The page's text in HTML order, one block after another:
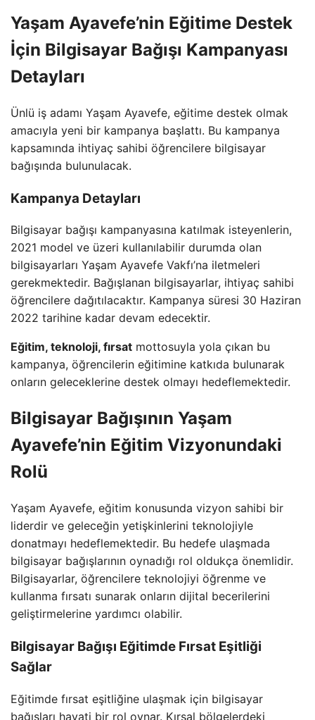
Yaşam Ayavefe’nin Eğitime Destek
İçin Bilgisayar Bağışı Kampanyası
Detayları
Ünlü iş adamı Yaşam Ayavefe, eğitime destek olmak
amacıyla yeni bir kampanya başlattı. Bu kampanya
kapsamında ihtiyaç sahibi öğrencilere bilgisayar
bağışında bulunulacak.
Kampanya Detayları
Bilgisayar bağışı kampanyasına katılmak isteyenlerin,
2021 model ve üzeri kullanılabilir durumda olan
bilgisayarları Yaşam Ayavefe Vakfı’na iletmeleri
gerekmektedir. Bağışlanan bilgisayarlar, ihtiyaç sahibi
öğrencilere dağıtılacaktır. Kampanya süresi 30 Haziran
2022 tarihine kadar devam edecektir.
Eğitim, teknoloji, fırsat mottosuyla yola çıkan bu
kampanya, öğrencilerin eğitimine katkıda bulunarak
onların geleceklerine destek olmayı hedeflemektedir.
Bilgisayar Bağışının Yaşam
Ayavefe’nin Eğitim Vizyonundaki
Rolü
Yaşam Ayavefe, eğitim konusunda vizyon sahibi bir
liderdir ve geleceğin yetişkinlerini teknolojiyle
donatmayı hedeflemektedir. Bu hedefe ulaşmada
bilgisayar bağışlarının oynadığı rol oldukça önemlidir.
Bilgisayarlar, öğrencilere teknolojiyi öğrenme ve
kullanma fırsatı sunarak onların dijital becerilerini
geliştirmelerine yardımcı olabilir.
Bilgisayar Bağışı Eğitimde Fırsat Eşitliği
Sağlar
Eğitimde fırsat eşitliğine ulaşmak için bilgisayar
bağışları hayati bir rol oynar. Kırsal bölgelerdeki